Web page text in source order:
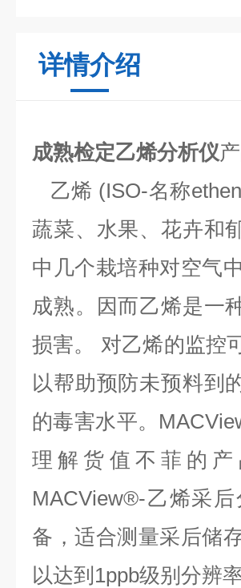
详情介绍
成熟检定乙烯分析仪
乙烯 (ISO-名称
蔬菜、水果、花卉和
中几个栽培种对空气
成熟。因而乙烯是一
损害。 对乙烯的监控
以帮助预防未预料到
的毒害水平。
理解货值不菲的
MACView®-乙烯采
备，适合测量采后储
以达到1ppb级别分辨率